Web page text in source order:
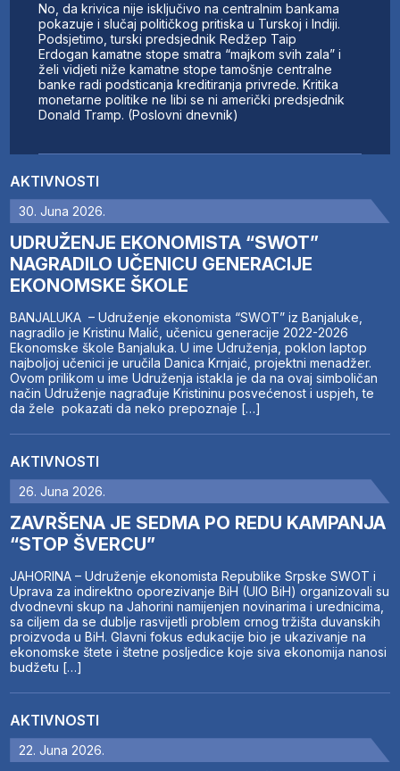
AKTIVNOSTI
30. Juna 2026.
UDRUŽENJE EKONOMISTA “SWOT”
NAGRADILO UČENICU GENERACIJE
EKONOMSKE ŠKOLE
BANJALUKA – Udruženje ekonomista “SWOT” iz Banjaluke,
nagradilo je Kristinu Malić, učenicu generacije 2022-2026
Ekonomske škole Banjaluka. U ime Udruženja, poklon laptop
najboljoj učenici je uručila Danica Krnjaić, projektni menadžer.
Ovom prilikom u ime Udruženja istakla je da na ovaj simboličan
način Udruženje nagrađuje Kristininu posvećenost i uspjeh, te
da žele pokazati da neko prepoznaje […]
AKTIVNOSTI
26. Juna 2026.
ZAVRŠENA JE SEDMA PO REDU KAMPANJA
“STOP ŠVERCU”
JAHORINA – Udruženje ekonomista Republike Srpske SWOT i
Uprava za indirektno oporezivanje BiH (UIO BiH) organizovali su
dvodnevni skup na Jahorini namijenjen novinarima i urednicima,
sa ciljem da se dublje rasvijetli problem crnog tržišta duvanskih
proizvoda u BiH. Glavni fokus edukacije bio je ukazivanje na
ekonomske štete i štetne posljedice koje siva ekonomija nanosi
budžetu […]
AKTIVNOSTI
22. Juna 2026.
No, da krivica nije isključivo na centralnim bankama
pokazuje i slučaj političkog pritiska u Turskoj i Indiji.
Podsjetimo, turski predsjednik Redžep Taip
Erdogan kamatne stope smatra “majkom svih zala” i
želi vidjeti niže kamatne stope tamošnje centralne
banke radi podsticanja kreditiranja privrede. Kritika
monetarne politike ne libi se ni američki predsjednik
Donald Tramp. (Poslovni dnevnik)